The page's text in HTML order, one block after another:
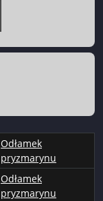
Odłamek
pryzmarynu
Odłamek
pryzmarynu